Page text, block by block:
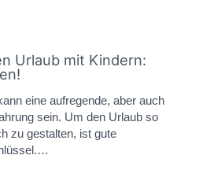
Urlaub mit Kindern:
eine aufregende, aber auch
sein. Um den Urlaub so
zu gestalten, ist gute